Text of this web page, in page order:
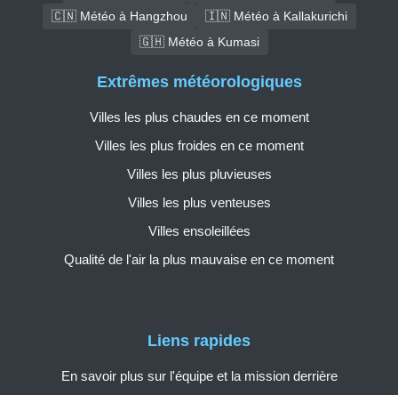
🇨🇳 Météo à Hangzhou
🇮🇳 Météo à Kallakurichi
🇬🇭 Météo à Kumasi
Liens rapides
En savoir plus sur l'équipe et la mission derrière
Extrêmes météorologiques
Villes les plus chaudes en ce moment
Villes les plus froides en ce moment
Villes les plus pluvieuses
Villes les plus venteuses
Villes ensoleillées
Qualité de l'air la plus mauvaise en ce moment